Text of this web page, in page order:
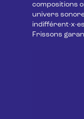
compositions
univers
Frissons